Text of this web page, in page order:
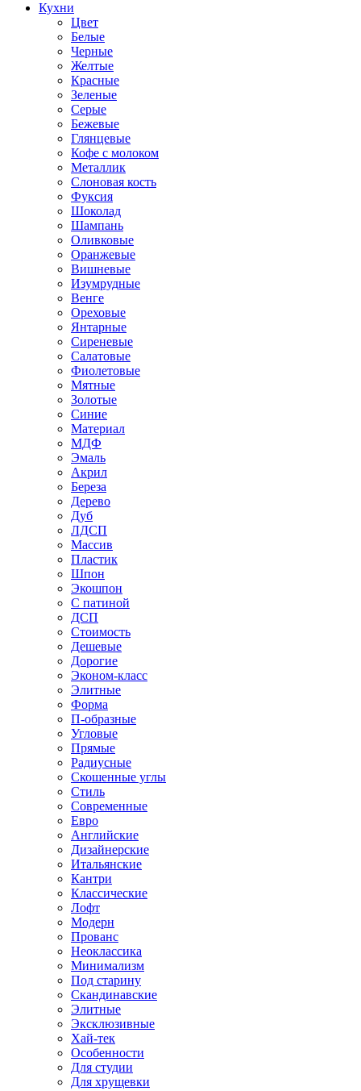
Кухни
Цвет
Белые
Черные
Желтые
Красные
Зеленые
Серые
Бежевые
Глянцевые
Кофе с молоком
Металлик
Слоновая кость
Фуксия
Шоколад
Шампань
Оливковые
Оранжевые
Вишневые
Изумрудные
Венге
Ореховые
Янтарные
Сиреневые
Салатовые
Фиолетовые
Мятные
Золотые
Синие
Материал
МДФ
Эмаль
Акрил
Береза
Дерево
Дуб
ЛДСП
Массив
Пластик
Шпон
Экошпон
С патиной
ДСП
Стоимость
Дешевые
Дорогие
Эконом-класс
Элитные
Форма
П-образные
Угловые
Прямые
Радиусные
Скошенные углы
Стиль
Современные
Евро
Английские
Дизайнерские
Итальянские
Кантри
Классические
Лофт
Модерн
Прованс
Неоклассика
Минимализм
Под старину
Скандинавские
Элитные
Эксклюзивные
Хай-тек
Особенности
Для студии
Для хрущевки